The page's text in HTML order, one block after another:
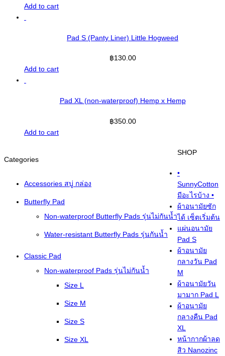
Add to cart
Pad S (Panty Liner) Little Hogweed
฿130.00
Add to cart
Pad XL (non-waterproof) Hemp x Hemp
฿350.00
Add to cart
Categories
Accessories สบู่ กล่อง
Butterfly Pad
Non-waterproof Butterfly Pads รุ่นไม่กันน้ำ
Water-resistant Butterfly Pads รุ่นกันน้ำ
Classic Pad
Non-waterproof Pads รุ่นไม่กันน้ำ
Size L
Size M
Size S
Size XL
SHOP
•
SunnyCotton
มีอะไรบ้าง •
ผ้าอนามัยซัก
ได้ เซ็ตเริ่มต้น
แผ่นอนามัย
Pad S
ผ้าอนามัย
กลางวัน Pad
M
ผ้าอนามัยวัน
มามาก Pad L
ผ้าอนามัย
กลางคืน Pad
XL
หน้ากากผ้าลด
สิว Nanozinc